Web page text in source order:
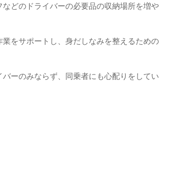
どのドライバーの必要品の収納場所を増や
をサポートし、身だしなみを整えるための
ーのみならず、同乗者にも心配りをしてい